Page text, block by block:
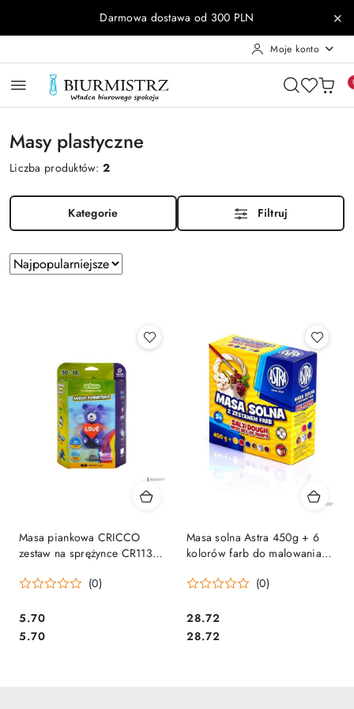
Przejdź do treści głównej
Przejdź do wyszukiwarki
Przejdź do moje konto
Przejdź do menu głównego
Przejdź do stopkiDarmowa dostawa od 300 PLN
Moje konto
Masy plastyczne
Liczba produktów:2
Kategorie Filtruj
Zastosowano
sortowanie:
Sortuj
według
Masa piankowa CRICCO
zestaw na sprężynce CR113LU
(0)
Cena:
5.70
Cena:
5.70
Masa solna Astra 450g + 6
kolorów farb do malowania,
(0)
Cena:
28.72
Cena:
28.72